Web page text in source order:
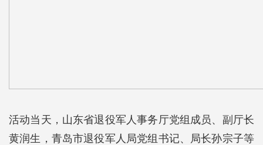
活动当天，山东省退役军人事务厅党组成员、副厅长
黄润生，青岛市退役军人局党组书记、局长孙宗子等